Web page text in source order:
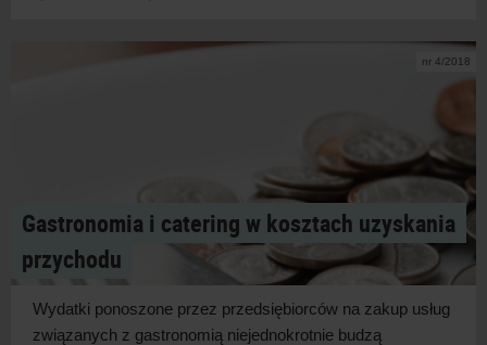
nr 4/2018
Gastronomia i catering w kosztach uzyskania
przychodu
Wydatki ponoszone przez przedsiębiorców na zakup usług
związanych z gastronomią niejednokrotnie budzą